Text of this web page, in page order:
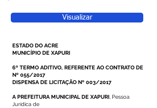
Visualizar
ESTADO DO ACRE
MUNICÍPIO DE XAPURI
6º TERMO ADITIVO, REFERENTE AO CONTRATO DE
Nº 055/2017
DISPENSA DE LICITAÇÃO Nº 003/2017
A PREFEITURA MUNICIPAL DE XAPURI, Pessoa
Jurídica de